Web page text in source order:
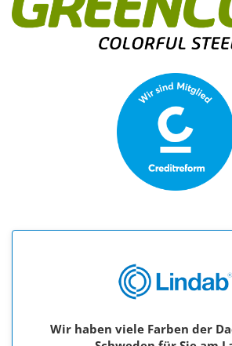
Wir haben viele Farben der